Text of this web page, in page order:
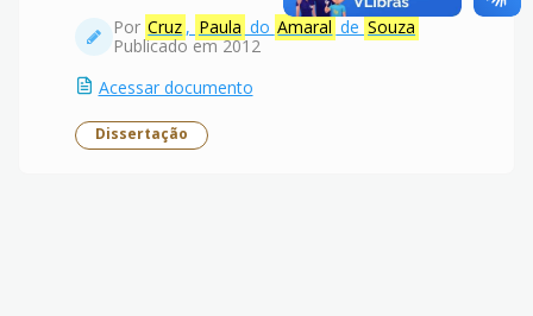
Por Cruz , Paula do Amaral de Souza
Publicado em 2012
Acessar documento
Dissertação